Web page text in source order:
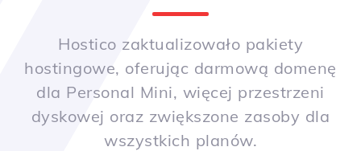
Hostico zaktualizowało pakiety
hostingowe, oferując darmową domenę
dla Personal Mini, więcej przestrzeni
dyskowej oraz zwiększone zasoby dla
wszystkich planów.